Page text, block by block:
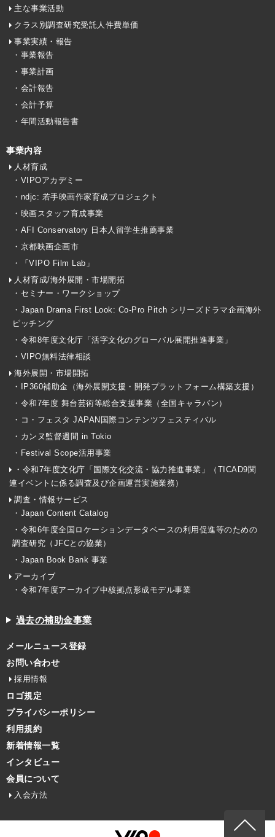
主な事業活動
クラス別調査研究受託人件費単価
事業実績・報告
・事業報告
・事業計画
・会計報告
・会計予算
・年間活動報告書
事業内容
人材育成
・VIPOアカデミー
・ndjc: 若手映画作家育成プロジェクト
・映画スタッフ育成事業
・AFI Conservatory 日本人留学生推薦事業
・京都映画企画市
・「VIPO Film Lab」
人材育成/海外展開・市場開拓
・セミナー・ワークショップ
・Japan Drama First Look: Co-Pro Pitch シリーズドラマ企画海外
ピッチング
・令和8年度文化庁「活字文化のグローバル展開推進事業」
・VIPO無料法律相談
海外展開・市場開拓
・IP360補助金（海外展開支援・開発プラットフォーム構築支援）
・令和7年度 舞台芸術等総合支援事業（全国キャラバン）
・コ・フェスタ JAPAN国際コンテンツフェスティバル
・カンヌ監督週間 in Tokio
・Festival Scope活用事業
・令和7年度文化庁「国際文化交流・協力推進事業」（TICAD9関
連イベントに係る調査及び企画運営実施業務）
調査・情報サービス
・Japan Content Catalog
・令和6年度全国ロケーションデータベースの利用促進等のための
調査研究（JFCとの協業）
・Japan Book Bank 事業
アーカイブ
・令和7年度アーカイブ中核拠点形成モデル事業
過去の補助金事業
メールニュース登録
お問い合わせ
採用情報
ロゴ規定
プライバシーポリシー
利用規約
新着情報一覧
インタビュー
会員について
入会方法